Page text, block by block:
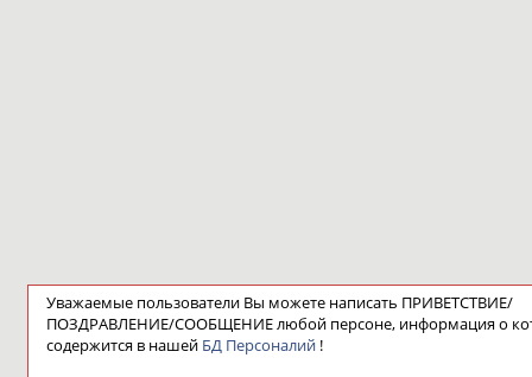
Уважаемые пользователи Вы можете написать ПРИВЕТСТВИЕ/
ПОЗДРАВЛЕНИЕ/СООБЩЕНИЕ любой персоне, информация о
содержится в нашей БД Персоналий !